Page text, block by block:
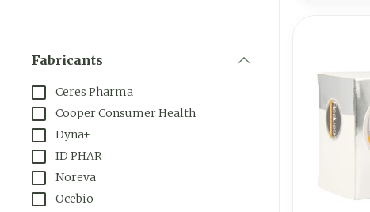
Fabricants
Ceres Pharma
Cooper Consumer Health
Dyna+
ID PHAR
Noreva
Ocebio